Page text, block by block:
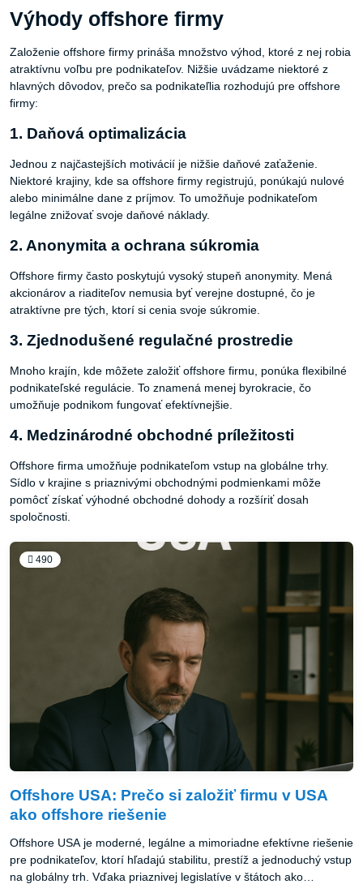
Výhody offshore firmy
Založenie offshore firmy prináša množstvo výhod, ktoré z nej robia
atraktívnu voľbu pre podnikateľov. Nižšie uvádzame niektoré z
hlavných dôvodov, prečo sa podnikateľlia rozhodujú pre offshore
firmy:
1. Daňová optimalizácia
Jednou z najčastejších motivácií je nižšie daňové zaťaženie.
Niektoré krajiny, kde sa offshore firmy registrujú, ponúkajú nulové
alebo minimálne dane z príjmov. To umožňuje podnikateľom
legálne znižovať svoje daňové náklady.
2. Anonymita a ochrana súkromia
Offshore firmy často poskytujú vysoký stupeň anonymity. Mená
akcionárov a riaditeľov nemusia byť verejne dostupné, čo je
atraktívne pre tých, ktorí si cenia svoje súkromie.
3. Zjednodušené regulačné prostredie
Mnoho krajín, kde môžete založiť offshore firmu, ponúka flexibilné
podnikateľské regulácie. To znamená menej byrokracie, čo
umožňuje podnikom fungovať efektívnejšie.
4. Medzinárodné obchodné príležitosti
Offshore firma umožňuje podnikateľom vstup na globálne trhy.
Sídlo v krajine s priaznivými obchodnými podmienkami môže
pomôcť získať výhodné obchodné dohody a rozšíriť dosah
spoločnosti.
490
Offshore USA: Prečo si založiť firmu v USA
ako offshore riešenie
Offshore USA je moderné, legálne a mimoriadne efektívne riešenie
pre podnikateľov, ktorí hľadajú stabilitu, prestíž a jednoduchý vstup
na globálny trh. Vďaka priaznivej legislatíve v štátoch ako